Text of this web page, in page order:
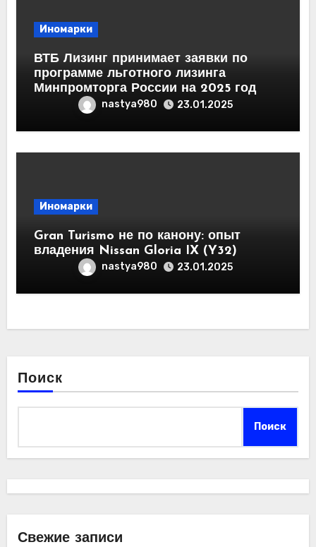
Иномарки
ВТБ Лизинг принимает заявки по
программе льготного лизинга
Минпромторга России на 2025 год
nastya980 23.01.2025
Иномарки
Gran Turismo не по канону: опыт
владения Nissan Gloria IX (Y32)
nastya980 23.01.2025
Поиск
Поиск
Свежие записи